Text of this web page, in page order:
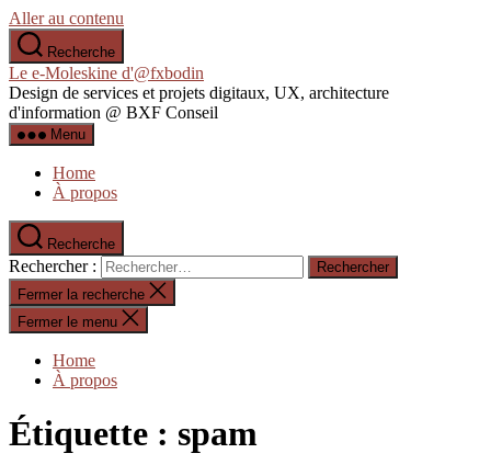
Aller au contenu
Recherche
Le e-Moleskine d'@fxbodin
Design de services et projets digitaux, UX, architecture
d'information @ BXF Conseil
Menu
Home
À propos
Recherche
Rechercher :
Fermer la recherche
Fermer le menu
Home
À propos
Étiquette : spam